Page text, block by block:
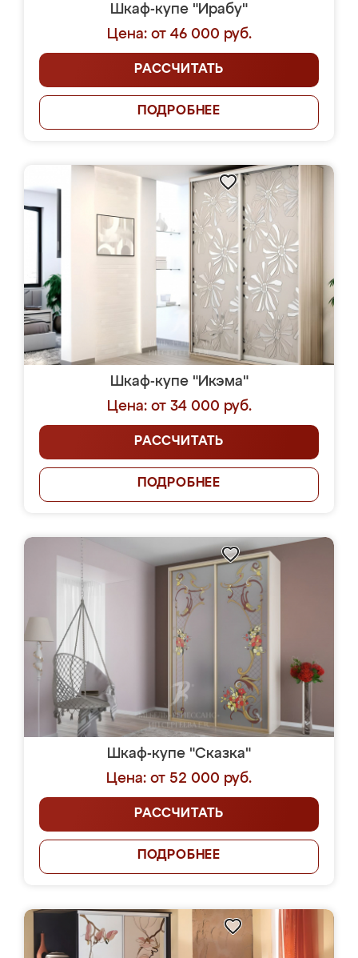
Шкаф-купе "Ирабу"
Цена: от 46 000 руб.
РАССЧИТАТЬ
ПОДРОБНЕЕ
Шкаф-купе "Икэма"
Цена: от 34 000 руб.
РАССЧИТАТЬ
ПОДРОБНЕЕ
Шкаф-купе "Сказка"
Цена: от 52 000 руб.
РАССЧИТАТЬ
ПОДРОБНЕЕ